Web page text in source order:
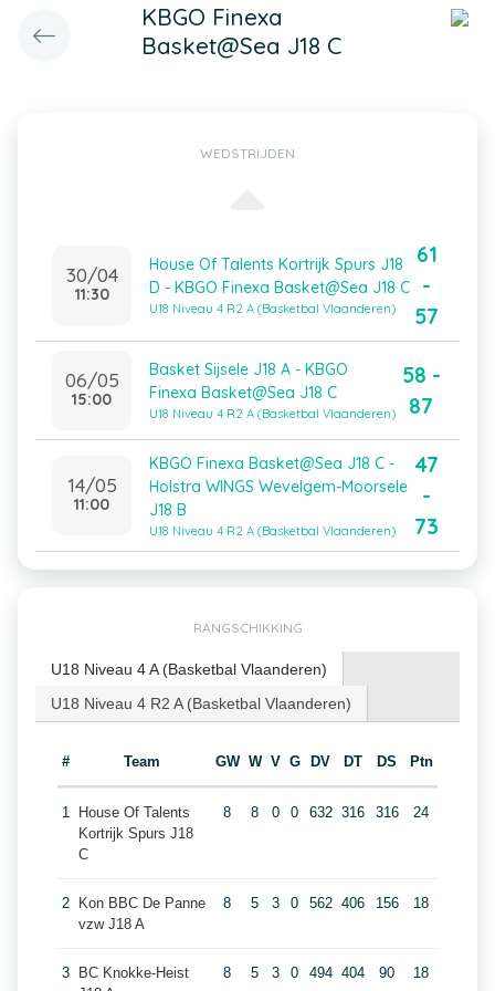
KBGO Finexa
Basket@Sea J18 C
WEDSTRIJDEN
30/04
11:30
House Of Talents Kortrijk Spurs J18
D - KBGO Finexa Basket@Sea J18 C
U18 Niveau 4 R2 A (Basketbal Vlaanderen)
61
-
57
06/05
15:00
Basket Sijsele J18 A - KBGO
Finexa Basket@Sea J18 C
U18 Niveau 4 R2 A (Basketbal Vlaanderen)
58 -
87
14/05
11:00
KBGO Finexa Basket@Sea J18 C -
Holstra WINGS Wevelgem-Moorsele
J18 B
U18 Niveau 4 R2 A (Basketbal Vlaanderen)
47
-
73
RANGSCHIKKING
U18 Niveau 4 A (Basketbal Vlaanderen)
U18 Niveau 4 R2 A (Basketbal Vlaanderen)
# Team GW W V G DV DT DS Ptn
1
House Of Talents
Kortrijk Spurs J18
C
8 8 0 0 632 316 316 24
2
Kon BBC De Panne
vzw J18 A
8 5 3 0 562 406 156 18
3
BC Knokke-Heist
8 5 3 0 494 404 90 18